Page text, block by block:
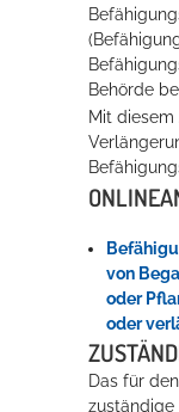
Konzerte, Tagungen und
Die Stadthalle
mehr dazu...
Behörde
Mit
von
oder
oder
Das für
zuständige